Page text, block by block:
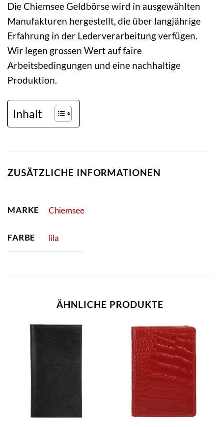
Die Chiemsee Geldbörse wird in ausgewählten
Manufakturen hergestellt, die über langjährige
Erfahrung in der Lederverarbeitung verfügen.
Wir legen grossen Wert auf faire
Arbeitsbedingungen und eine nachhaltige
Produktion.
Inhalt
ZUSÄTZLICHE INFORMATIONEN
MARKE Chiemsee
FARBE lila
ÄHNLICHE PRODUKTE